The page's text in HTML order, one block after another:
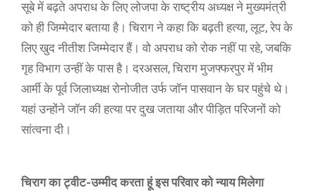
सूबे में बढ़ते अपराध के लिए लोजपा के राष्ट्रीय अध्यक्ष ने मुख्यमंत्री
को ही जिम्मेदार बताया है। चिराग ने कहा कि बढ़ती हत्या, लूट, रेप के
लिए खुद नीतीश जिम्मेदार हैं। वो अपराध को रोक नहीं पा रहे, जबकि
गृह विभाग उन्हीं के पास है। दरअसल, चिराग मुजफ्फरपुर में भीम
आर्मी के पूर्व जिलाध्यक्ष रोनोजीत उर्फ जॉन पासवान के घर पहुंचे थे।
यहां उन्होंने जॉन की हत्या पर दुख जताया और पीड़ित परिजनों को
सांत्वना दी।
चिराग का ट्वीट-उम्मीद करता हूं इस परिवार को न्याय मिलेगा